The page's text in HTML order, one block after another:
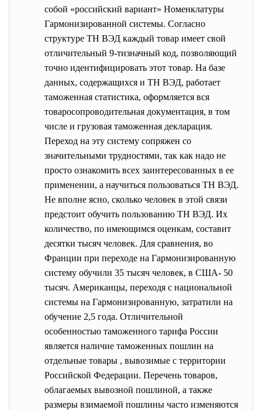
собой «российский вариант» Номенклатуры
Гармонизированной системы. Согласно
структуре ТН ВЭД каждый товар имеет свой
отличительный 9-тизначный код, позволяющий
точно идентифицировать этот товар. На базе
данных, содержащихся и ТН ВЭД, работает
таможенная статистика, оформляется вся
товаросопроводительная документация, в том
числе и грузовая таможенная декларация.
Переход на эту систему сопряжен со
значительными трудностями, так как надо не
просто ознакомить всех заинтересованных в ее
применении, а научиться пользоваться ТН ВЭД.
Не вполне ясно, сколько человек в этой связи
предстоит обучить пользованию ТН ВЭД. Их
количество, по имеющимся оценкам, составит
десятки тысяч человек. Для сравнения, во
Франции при переходе на Гармонизированную
систему обучили 35 тысяч человек, в США- 50
тысяч. Американцы, переходя с национальной
системы на Гармонизированную, затратили на
обучение 2,5 года. Отличительной
особенностью таможенного тарифа России
является наличие таможенных пошлин на
отдельные товары , вывозимые с территории
Российской Федерации. Перечень товаров,
облагаемых вывозной пошлиной, а также
размеры взимаемой пошлины часто изменяются